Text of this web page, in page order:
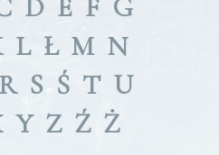
D E F G
L Ł M N
R S Ś T U
Y Z Ź Ż